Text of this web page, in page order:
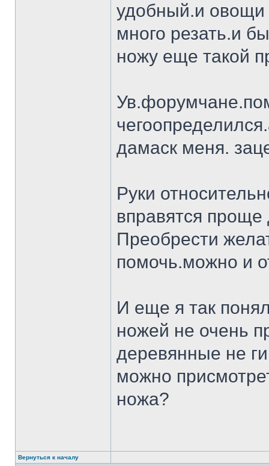
удобный.и овощи
много резать.и
ножу еще такой
дамаск меня.
Руки
вправятся
Преобрести
помочь.можно и
И еще я так
ножей не очень
деревянные не
можно
ножа?
Вернуться к началу